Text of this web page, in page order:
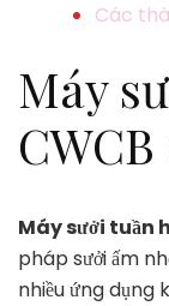
Các
Máy
CWCB
Máy sưởi tuần
pháp sưởi ấm
nhiều ứng dụng